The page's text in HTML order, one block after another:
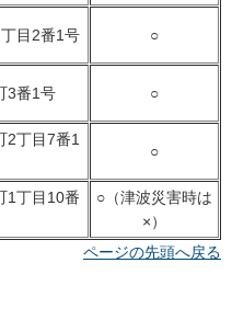
目2番1号 ○
3番1号 ○
2丁目7番1
○
1丁目10番
○ （津波災害時は
×）
ページの先頭へ戻る